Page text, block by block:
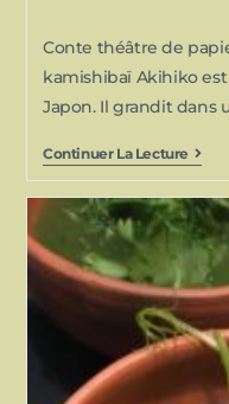
Conte théâtre de
kamishibaï Akihiko est
Japon. Il grandit dans
Continuer La Lecture